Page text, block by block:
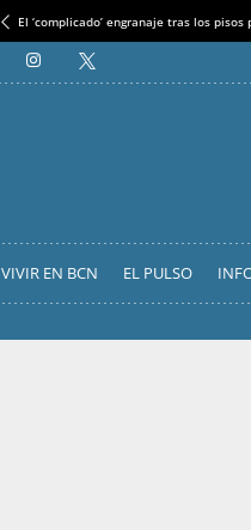
El ‘complicado’ engranaje tras los pisos
VIVIR EN BCN EL PULSO